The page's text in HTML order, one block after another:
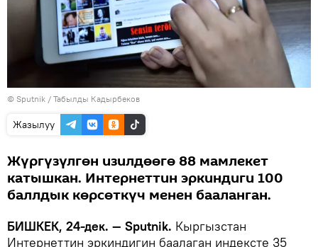
© Sputnik / Табылды Кадырбеков
Жазылуу
Жүргүзүлгөн изилдөөгө 88 мамлекет
катышкан. Интернеттин эркиндиги 100
баллдык көрсөткүч менен бааланган.
БИШКЕК, 24-дек. — Sputnik. Кыргызстан
Интернеттин эркиндигин баалаган индексте 35